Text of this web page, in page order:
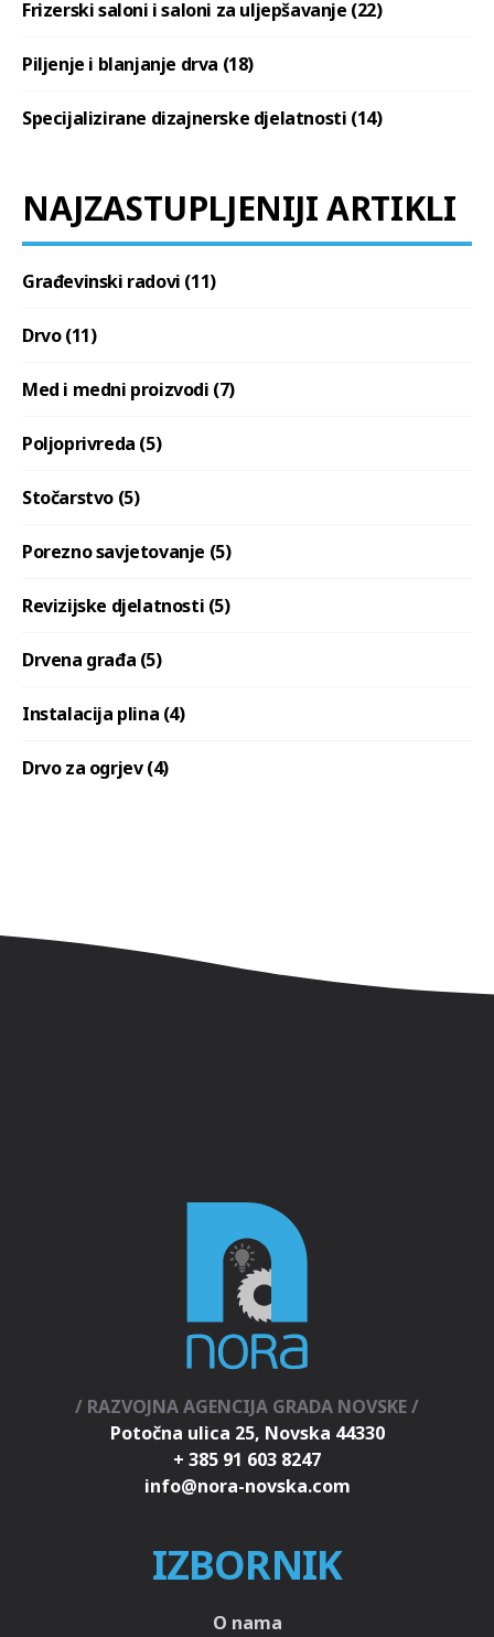
Frizerski saloni i saloni za uljepšavanje (22)
Piljenje i blanjanje drva (18)
Specijalizirane dizajnerske djelatnosti (14)
NAJZASTUPLJENIJI ARTIKLI
Građevinski radovi (11)
Drvo (11)
Med i medni proizvodi (7)
Poljoprivreda (5)
Stočarstvo (5)
Porezno savjetovanje (5)
Revizijske djelatnosti (5)
Drvena građa (5)
Instalacija plina (4)
Drvo za ogrjev (4)
/ RAZVOJNA AGENCIJA GRADA NOVSKE /
Potočna ulica 25, Novska 44330
+ 385 91 603 8247
IZBORNIK
O nama